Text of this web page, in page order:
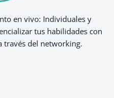
en vivo: Individuales y
tus habilidades con
través del networking.